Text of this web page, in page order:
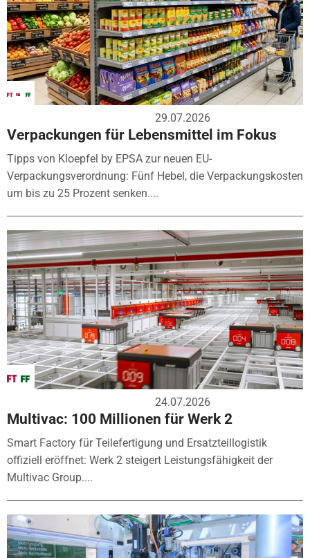
29.07.2026
Verpackungen für Lebensmittel im Fokus
Tipps von Kloepfel by EPSA zur neuen EU-
Verpackungsverordnung: Fünf Hebel, die Verpackungskosten
um bis zu 25 Prozent senken....
24.07.2026
Multivac: 100 Millionen für Werk 2
Smart Factory für Teilefertigung und Ersatzteillogistik
offiziell eröffnet: Werk 2 steigert Leistungsfähigkeit der
Multivac Group....